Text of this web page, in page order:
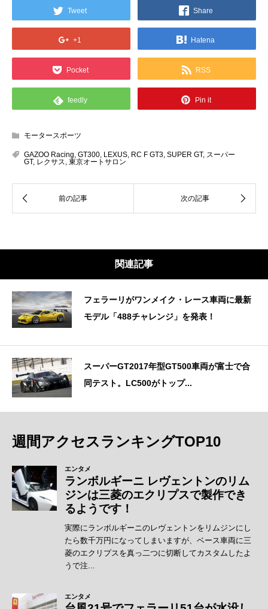
Tweet Share
+1 Hatena
Pocket RSS
feedly Pin it
モータースポーツ
GAZOO Racing, GT300, LEXUS, RC F GT3, SUPER GT, スーパー
GT, レクサス, 東京オートサロン
関連記事
フェラーリがワンメイク・レース車両に最新
モデル「488チャレンジ」を発表！
スーパーGT2017年型GT500車両が富士で合
同テスト。LC500がトップ...
週間アクセスランキングTOP10